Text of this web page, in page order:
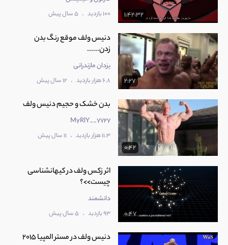
1:42:32 100 بازدید . 5 سال پیش
2:27
دنیس ولف موقع رنگ بدن
زدن......
یزدان مازندرانی
6.8 هزار بازدید . 12 سال پیش
0:42
بدن خشک و حجیم دنیس ولف
MyRlY__7727
11.3 هزار بازدید . 11 سال پیش
0:47
اثر زکس ولف در کیهانشناسی
چیست>>؟
دانشمند
93 بازدید . 5 سال پیش
دنیس ولف در مستر المپیا 2015